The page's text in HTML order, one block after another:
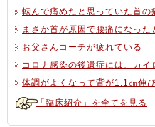
転んで痛めたと思っていた首の
まさか首が原因で腰痛になっ
お父さんコーチが疲れている
コロナ感染の後遺症には、カイ
体調がよくなって背が1.1㎝伸
「臨床紹介」を全てを見る